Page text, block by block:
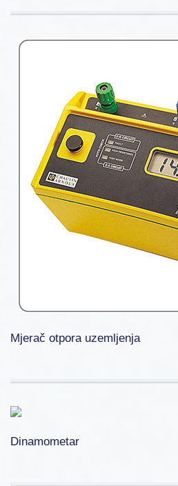
Mjerač otpora uzemljenja
Dinamometar